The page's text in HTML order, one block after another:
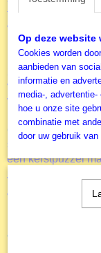
tijd. Een warme
van familie en
leven tijdens het
puzzellijnen met
250 XL. Vooral de
voor de wat
veel in
kerstmis een
Collectors Editie . In
stukjes) zitten
een kerstpuzzel
Voor de
van een aantal
Scruffs
Accessoires
Door het gebruik van
Op deze
Cookies worden
aanbieden van
informatie en
media-,
hoe u onze site
combinatie met
door uw gebruik